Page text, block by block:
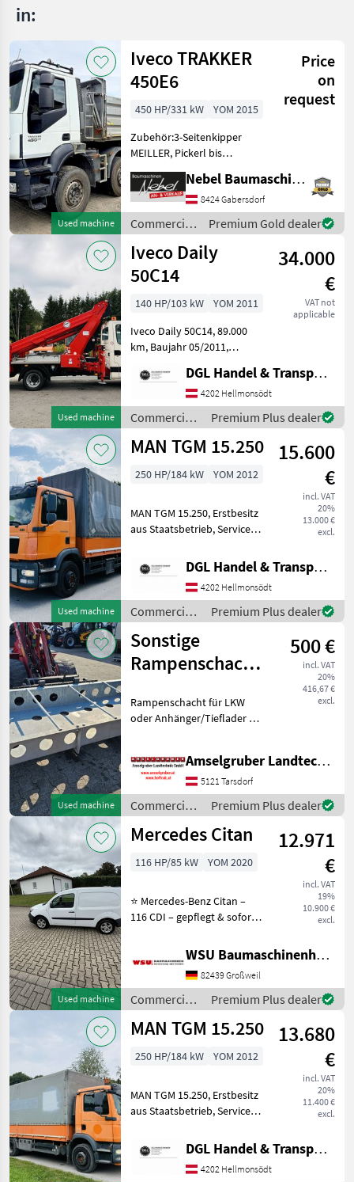
in:
Used machine
Iveco TRAKKER
450E6
Price
on
request
450 HP/331 kW
YOM 2015
Zubehör:3-Seitenkipper
MEILLER, Pickerl bis
configuration: 8x4, drive
type car/truck: Manual
transmission Commercial
vehicles Trucks
Nebel Baumaschinen
8424 Gabersdorf
Commercial
vehicles /
Iveco
Premium Gold dealer
Used machine
Iveco Daily
50C14
34.000
€
VAT not
applicable
140 HP/103 kW
YOM 2011
Iveco Daily 50C14, 89.000
km, Baujahr 05/2011,
Staatsbetrieb, Diesel,
TB270, 27 m Reichweite!!!
seitlich 14 m bei ca.
DGL Handel & Transporte
4202 Hellmonsödt
Commercial
vehicles /
Iveco
Premium Plus dealer
Used machine
MAN TGM 15.250
15.600
€
incl. VAT
20%
13.000 €
excl.
250 HP/184 kW YOM 2012
MAN TGM 15.250, Erstbesitz
aus Staatsbetrieb, Service
188.000 km, Ladebordwand
( 4x Steuerung), Klima,
Sitzheizung, Sitzkühlung,
DGL Handel & Transporte
4202 Hellmonsödt
Commercial
vehicles /
MAN
Premium Plus dealer
Used machine
Sonstige
Rampenschacht
500 €
incl. VAT
20%
416,67 €
excl.
Rampenschacht für LKW
oder Anhänger/Tieflader zu
Commercial vehicles Trucks
Amselgruber Landtechnik GmbH
5121 Tarsdorf
Commercial
vehicles /
Sonstige
Premium Plus dealer
Used machine
Mercedes Citan
12.971
€
incl. VAT
19%
10.900 €
excl.
116 HP/85 kW YOM 2020
⭐ Mercedes-Benz Citan –
116 CDI – gepflegt & sofort
steht ein gepflegter
Mercedes-Benz Citan 116
CDI aus Erstzulassung
11/2020. Das Fahrze
WSU Baumaschinenhandel u. Gerätevermietung GmbH
82439 Großweil
Commercial
vehicles /
Mercedes
Premium Plus dealer
MAN TGM 15.250
13.680
€
incl. VAT
20%
11.400 €
excl.
250 HP/184 kW YOM 2012
MAN TGM 15.250, Erstbesitz
aus Staatsbetrieb, Service
Pickerl im Aug. 26 neu
gemacht, ohne Mängel,
335.000 km, Ladebordwand
DGL Handel & Transporte
4202 Hellmonsödt